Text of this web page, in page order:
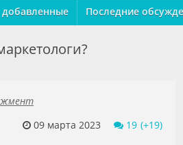
Последние
09 марта 2023
19